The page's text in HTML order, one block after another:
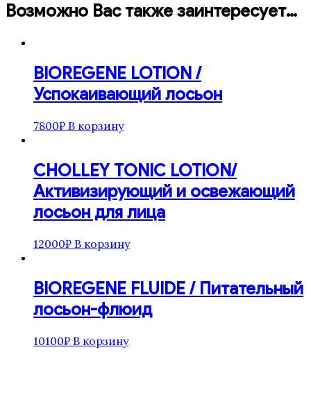
Возможно Вас также заинтересует…
BIOREGENE LOTION /
Успокаивающий лосьон
7800₽ В корзину
CHOLLEY TОNIC LOTION/
Активизирующий и освежающий
лосьон для лица
12000₽ В корзину
BIOREGENE FLUIDE / Питательный
лосьон-флюид
10100₽ В корзину